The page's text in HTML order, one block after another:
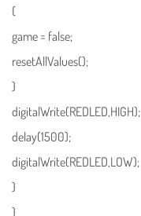
{
game = false;
resetAllValues();
}
digitalWrite(REDLED,HIGH);
delay(1500);
digitalWrite(REDLED,LOW);
}
}